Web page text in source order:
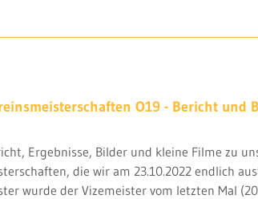
O19 - Bericht und
Ergebnisse, Bilder und kleine Filme zu
die wir am 23.10.2022 endlich
wurde der Vizemeister vom letzten Mal